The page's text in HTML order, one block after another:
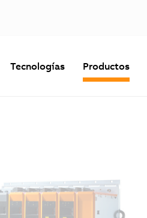
Tecnologías Productos